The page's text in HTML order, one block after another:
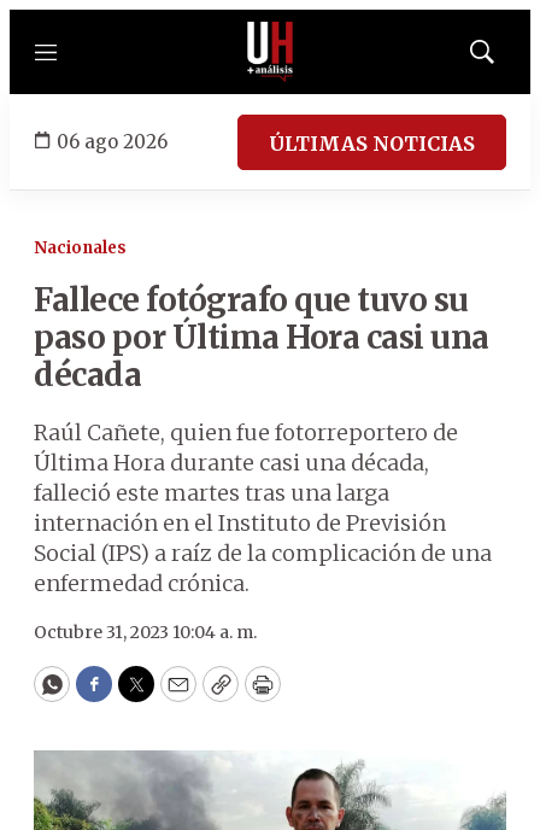
Menú
Mostrar
06 ago 2026 ÚLTIMAS NOTICIAS
Nacionales
Fallece fotógrafo que tuvo su
paso por Última Hora casi una
década
Raúl Cañete, quien fue fotorreportero de
Última Hora durante casi una década,
falleció este martes tras una larga
internación en el Instituto de Previsión
Social (IPS) a raíz de la complicación de una
enfermedad crónica.
Octubre 31, 2023 10:04 a. m.
WhatsApp
Facebook
Twitter
EmailCopyPrint